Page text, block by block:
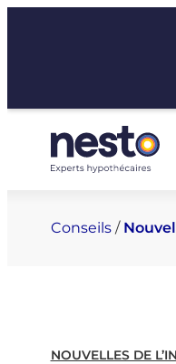
Conseils/
NOUVELLES DE